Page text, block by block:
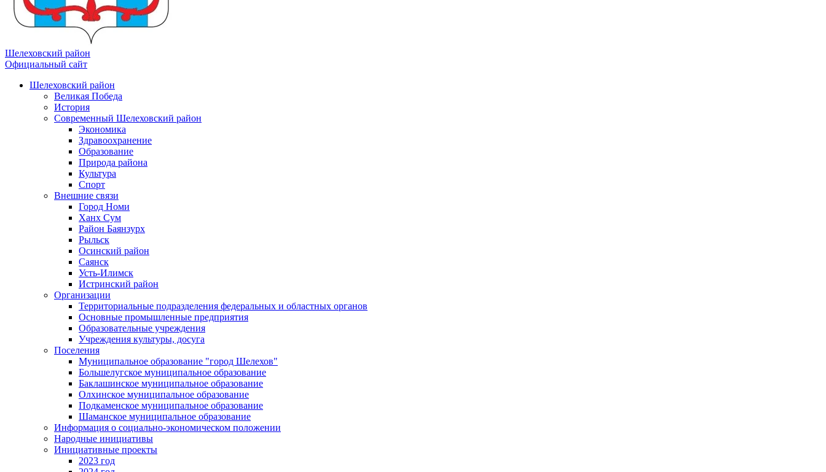
Шелеховский район
Официальный сайт
Шелеховский район
Великая Победа
История
Современный Шелеховский район
Экономика
Здравоохранение
Образование
Природа района
Культура
Спорт
Внешние связи
Город Номи
Ханх Сум
Район Баянзурх
Рыльск
Осинский район
Саянск
Усть-Илимск
Истринский район
Организации
Территориальные подразделения федеральных и областных органов
Основные промышленные предприятия
Образовательные учреждения
Учреждения культуры, досуга
Поселения
Муниципальное образование "город Шелехов"
Большелугское муниципальное образование
Баклашинское муниципальное образование
Олхинское муниципальное образование
Подкаменское муниципальное образование
Шаманское муниципальное образование
Информация о социально-экономическом положении
Народные инициативы
Инициативные проекты
2023 год